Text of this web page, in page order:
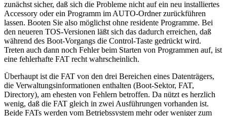
zunächst sicher, daß sich die Probleme nicht auf ein neu installiertes
Accessory oder ein Programm im AUTO-Ordner zurückführen
lassen. Booten Sie also möglichst ohne residente Programme. Bei
den neueren TOS-Versionen läßt sich das dadurch erreichen, daß
während des Boot-Vorgangs die Control-Taste gedrückt wird.
Treten auch dann noch Fehler beim Starten von Programmen auf, ist
eine fehlerhafte FAT recht wahrscheinlich.
Überhaupt ist die FAT von den drei Bereichen eines Datenträgers,
die Verwaltungsinformationen enthalten (Boot-Sektor, FAT,
Directory), am ehesten von Fehlern betroffen. Da nützt es herzlich
wenig, daß die FAT gleich in zwei Ausführungen vorhanden ist.
Beide FATs werden vom Betriebssystem mehr oder weniger zum